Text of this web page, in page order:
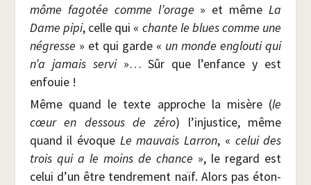
môme fago­tée comme l’orage » et mêmeLa
Dame pipi, celle qui « chante le blues comme une
négresse » et qui garde « un monde englou­ti qui
n’a jamais ser­vi »… Sûr que l’enfance y est
enfouie !
Même quand le texte approche la misère (le
cœur en des­sous de zéro) l’injustice, même
quand il évoque Le mau­vais Lar­ron, « celui des
trois qui a le moins de chance », le regard est
celui d’un être ten­dre­ment naïf. Alors pas éton­